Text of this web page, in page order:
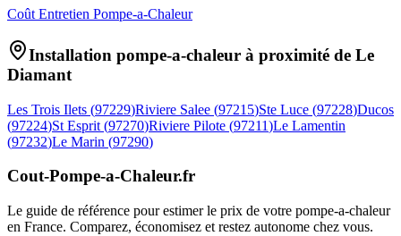
Coût Entretien Pompe-a-Chaleur
Installation pompe-a-chaleur à proximité de Le
Diamant
Les Trois Ilets (97229)Riviere Salee (97215)Ste Luce (97228)Ducos
(97224)St Esprit (97270)Riviere Pilote (97211)Le Lamentin
(97232)Le Marin (97290)
Cout-Pompe-a-Chaleur.fr
Le guide de référence pour estimer le prix de votre pompe-a-chaleur
en France. Comparez, économisez et restez autonome chez vous.